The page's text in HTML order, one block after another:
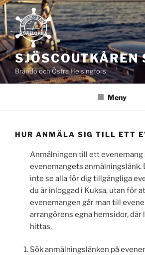
Hoppa
till
innehåll
SJÖSCOUTKÅREN
Brändö och Östra Helsingfors
Meny
HUR ANMÄLA SIG TILL ETT
Anmälningen till ett evenemang
evenemangets anmälningslänk.
inte se alla för dig tillgängliga
du är inloggad i Kuksa, utan för
evenemangen går man till
arrangörens egna hemsidor, där
hittas.
Sök anmälningslänken på